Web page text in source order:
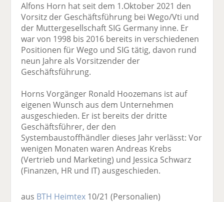
Alfons Horn hat seit dem 1.Oktober 2021 den
Vorsitz der Geschäftsführung bei Wego/Vti und
der Muttergesellschaft SIG Germany inne. Er
war von 1998 bis 2016 bereits in verschiedenen
Positionen für Wego und SIG tätig, davon rund
neun Jahre als Vorsitzender der
Geschäftsführung.
Horns Vorgänger Ronald Hoozemans ist auf
eigenen Wunsch aus dem Unternehmen
ausgeschieden. Er ist bereits der dritte
Geschäftsführer, der den
Systembaustoffhändler dieses Jahr verlässt: Vor
wenigen Monaten waren Andreas Krebs
(Vertrieb und Marketing) und Jessica Schwarz
(Finanzen, HR und IT) ausgeschieden.
aus BTH Heimtex 10/21(Personalien)